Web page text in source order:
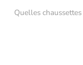
Quelles